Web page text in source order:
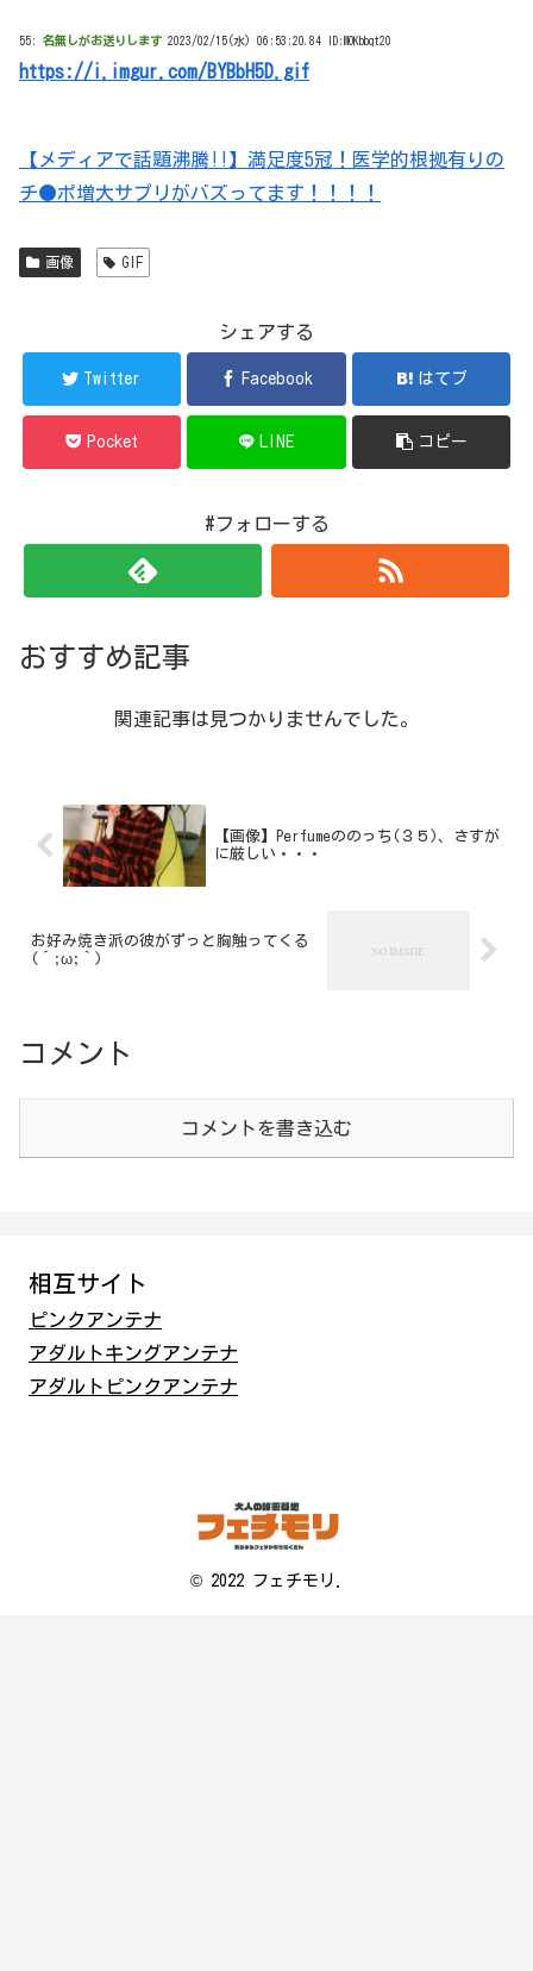
55: 名無しがお送りします 2023/02/15(水) 06:53:20.84 ID:MOKbbqt20
https://i.imgur.com/BYBbH5D.gif
【メディアで話題沸騰!!】満足度5冠！医学的根拠有りの
チ●ポ増大サプリがバズってます！！！！
画像 GIF
シェアする
Twitter Facebook はてブ
Pocket LINE コピー
#フォローする
おすすめ記事
関連記事は見つかりませんでした。
【画像】Perfumeののっち(３５)、さすが
に厳しい・・・
お好み焼き派の彼がずっと胸触ってくる
(´;ω;｀)
コメント
コメントを書き込む
相互サイト
ピンクアンテナ
アダルトキングアンテナ
アダルトピンクアンテナ
© 2022 フェチモリ.